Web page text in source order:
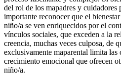
del rol de los mapadres y cuidadores
importante reconocer que el
niño/a se ven enriquecidos por el
vínculos sociales, que exceden a la
creencia, muchas veces culposa, de
exclusivamente maparental limita
crecimiento emocional que ofrecen
niño/a.